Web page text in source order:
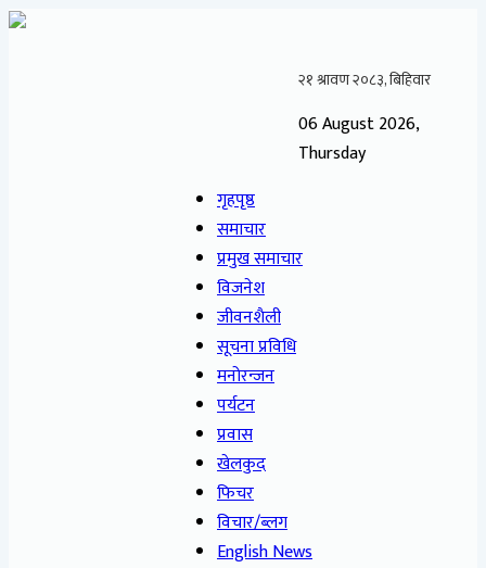
06 August 2026,
Thursday
गृहपृष्ठ
समाचार
प्रमुख समाचार
विजनेश
जीवनशैली
सूचना प्रविधि
मनोरन्जन
पर्यटन
प्रवास
खेलकुद
फिचर
विचार/ब्लग
English News